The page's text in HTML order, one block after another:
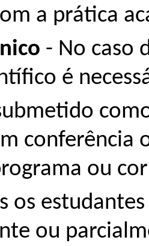
a prática
- No caso
é
conferência
ou
os
ou